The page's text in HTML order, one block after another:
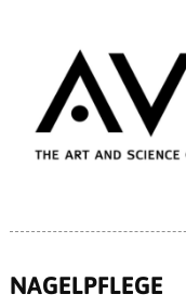
NAGELPFLEGE